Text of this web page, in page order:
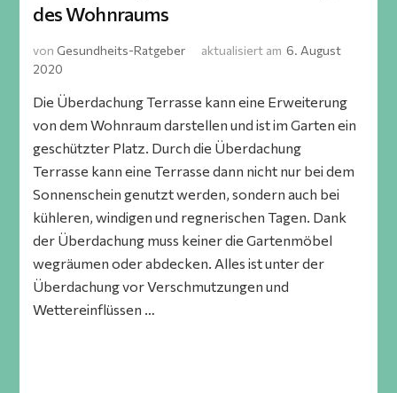
des Wohnraums
von Gesundheits-Ratgeber aktualisiert am 6. August
2020
Die Überdachung Terrasse kann eine Erweiterung
von dem Wohnraum darstellen und ist im Garten ein
geschützter Platz. Durch die Überdachung
Terrasse kann eine Terrasse dann nicht nur bei dem
Sonnenschein genutzt werden, sondern auch bei
kühleren, windigen und regnerischen Tagen. Dank
der Überdachung muss keiner die Gartenmöbel
wegräumen oder abdecken. Alles ist unter der
Überdachung vor Verschmutzungen und
Wettereinflüssen …